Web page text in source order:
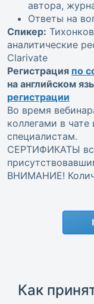
автора,
Ответы на
Спикер:
аналитические
Clarivate
Регистрация по
на английском
регистрации
Во время
коллегами в
специалистам.
СЕРТИФИКАТЫ
ВНИМАНИЕ!
Как